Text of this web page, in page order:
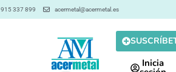
915 337 899 acermetal@acermetal.es
Inicia